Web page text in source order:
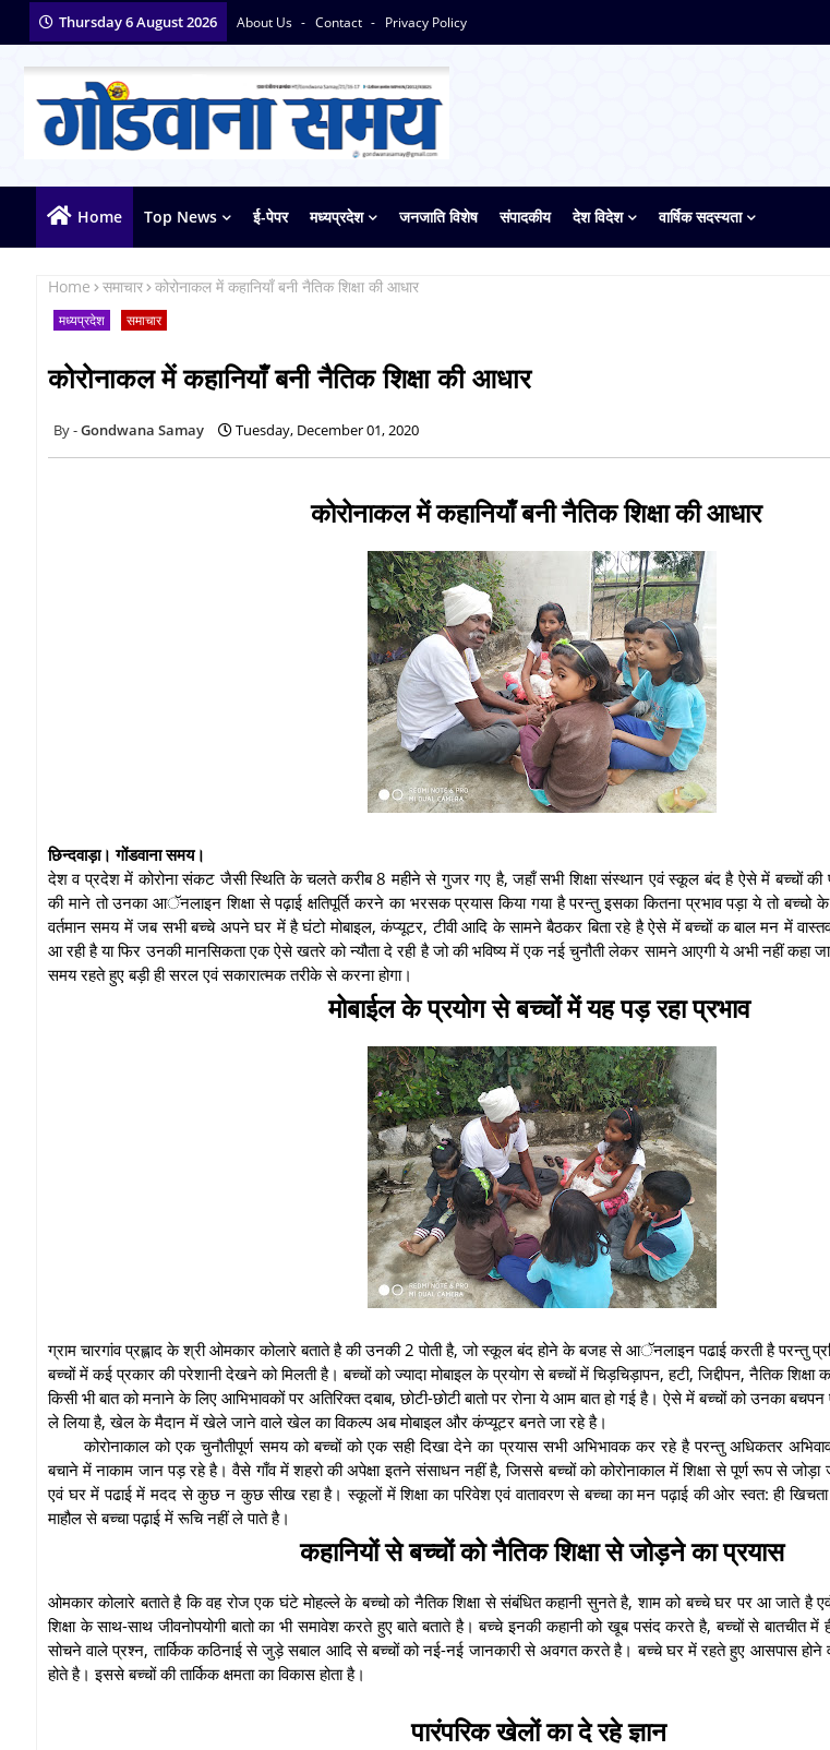
Thursday 6 August 2026 About Us Contact Privacy Policy
Home Top News ई-पेपर मध्यप्रदेश जनजाति विशेष संपादकीय देश विदेश वार्षिक सदस्यता
Home समाचार कोरोनाकल में कहानियाँ बनी नैतिक शिक्षा की आधार
मध्यप्रदेश समाचार
कोरोनाकल में कहानियाँ बनी नैतिक शिक्षा की आधार
Gondwana Samay Tuesday, December 01, 2020
कोरोनाकल में कहानियाँ बनी नैतिक शिक्षा की आधार
छिन्दवाड़ा। गोंडवाना समय।
देश व प्रदेश में कोरोना संकट जैसी स्थिति के चलते करीब 8 महीने से गुजर गए है, जहाँ सभी शिक्षा संस्थान एवं स्कूल बंद है ऐसे में बच्चों की
की माने तो उनका आॅनलाइन शिक्षा से पढ़ाई क्षतिपूर्ति करने का भरसक प्रयास किया गया है परन्तु इसका कितना प्रभाव पड़ा ये तो
वर्तमान समय में जब सभी बच्चे अपने घर में है घंटो मोबाइल, कंप्यूटर, टीवी आदि के सामने बैठकर बिता रहे है ऐसे में बच्चों क बाल मन में
आ रही है या फिर उनकी मानसिकता एक ऐसे खतरे को न्यौता दे रही है जो की भविष्य में एक नई चुनौती लेकर सामने आएगी ये अभी नहीं कहा
समय रहते हुए बड़ी ही सरल एवं सकारात्मक तरीके से करना होगा।
मोबाईल के प्रयोग से बच्चों में यह पड़ रहा प्रभाव
ग्राम चारगांव प्रह्लाद के श्री ओमकार कोलारे बताते है की उनकी 2 पोती है, जो स्कूल बंद होने के बजह से आॅनलाइन पढाई करती है परन्तु
बच्चों में कई प्रकार की परेशानी देखने को मिलती है। बच्चों को ज्यादा मोबाइल के प्रयोग से बच्चों में चिड़चिड़ापन, हटी, जिद्दीपन, नैतिक
किसी भी बात को मनाने के लिए आभिभावकों पर अतिरिक्त दबाब, छोटी-छोटी बातो पर रोना ये आम बात हो गई है। ऐसे में बच्चों को उनका
ले लिया है, खेल के मैदान में खेले जाने वाले खेल का विकल्प अब मोबाइल और कंप्यूटर बनते जा रहे है।
कोरोनाकाल को एक चुनौतीपूर्ण समय को बच्चों को एक सही दिखा देने का प्रयास सभी अभिभावक कर रहे है परन्तु अधिकतर
बचाने में नाकाम जान पड़ रहे है। वैसे गाँव में शहरो की अपेक्षा इतने संसाधन नहीं है, जिससे बच्चों को कोरोनाकाल में शिक्षा से पूर्ण रूप से जोड़ा
एवं घर में पढाई में मदद से कुछ न कुछ सीख रहा है। स्कूलों में शिक्षा का परिवेश एवं वातावरण से बच्चा का मन पढ़ाई की ओर स्वत: ही
माहौल से बच्चा पढ़ाई में रूचि नहीं ले पाते है।
कहानियों से बच्चों को नैतिक शिक्षा से जोड़ने का प्रयास
ओमकार कोलारे बताते है कि वह रोज एक घंटे मोहल्ले के बच्चो को नैतिक शिक्षा से संबंधित कहानी सुनते है, शाम को बच्चे घर पर आ जाते है
शिक्षा के साथ-साथ जीवनोपयोगी बातो का भी समावेश करते हुए बाते बताते है। बच्चे इनकी कहानी को खूब पसंद करते है, बच्चों से बातचीत में
सोचने वाले प्रश्न, तार्किक कठिनाई से जुड़े सबाल आदि से बच्चों को नई-नई जानकारी से अवगत करते है। बच्चे घर में रहते हुए आसपास होने
होते है। इससे बच्चों की तार्किक क्षमता का विकास होता है।
पारंपरिक खेलों का दे रहे ज्ञान